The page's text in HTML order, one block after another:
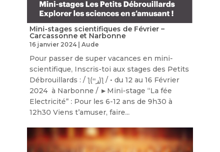
Mini-stages scientifiques de Février –
Carcassonne et Narbonne
16 janvier 2024| Aude
Pour passer de super vacances en mini-
scientifique, Inscris-toi aux stages des Petits
Débrouillards : / ƪ(ړײ)‎ƪ​​ / • du 12 au 16 Février
2024 à Narbonne / ►Mini-stage “La fée
Electricité” : Pour les 6-12 ans de 9h30 à
12h30 Viens t’amuser, faire...